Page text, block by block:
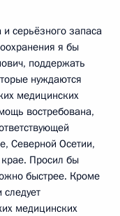
серьёзного запаса
я бы
поддержать
нуждаются
медицинских
востребована,
Северной Осетии,
Просил бы
быстрее. Кроме
медицинских